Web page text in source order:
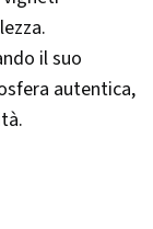
il suo
autentica,